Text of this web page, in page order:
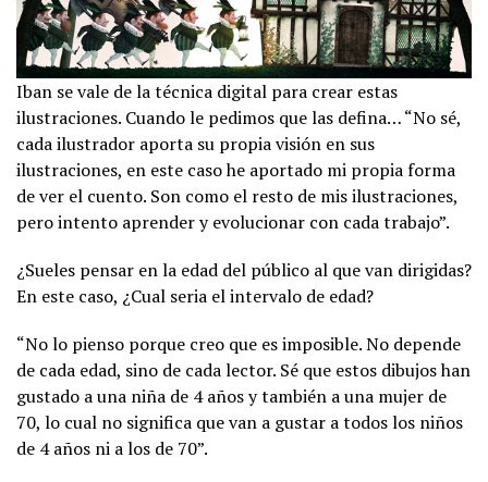
Iban se vale de la técnica digital para crear estas
ilustraciones. Cuando le pedimos que las defina… “No sé,
cada ilustrador aporta su propia visión en sus
ilustraciones, en este caso he aportado mi propia forma
de ver el cuento. Son como el resto de mis ilustraciones,
pero intento aprender y evolucionar con cada trabajo”.
¿Sueles pensar en la edad del público al que van dirigidas?
En este caso, ¿Cual seria el intervalo de edad?
“No lo pienso porque creo que es imposible. No depende
de cada edad, sino de cada lector. Sé que estos dibujos han
gustado a una niña de 4 años y también a una mujer de
70, lo cual no significa que van a gustar a todos los niños
de 4 años ni a los de 70”.